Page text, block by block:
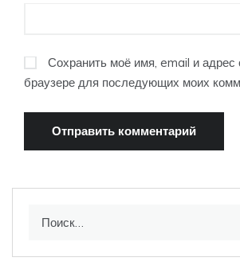
Сохранить моё имя, email и адрес
браузере для последующих моих